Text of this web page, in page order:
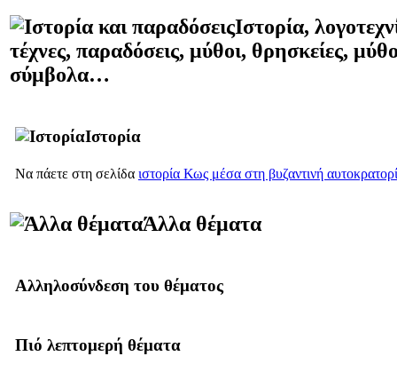
Ιστορία,
τέχνες, παραδόσεις, μύθοι, θρησκείες,
σύμβολα…
Ιστορία
Να πάετε στη σελίδα ιστορία Κως μέσα στη βυζαντινή
Άλλα θέματα
Αλληλοσύνδεση του θέματος
Πιό λεπτομερή θέματα